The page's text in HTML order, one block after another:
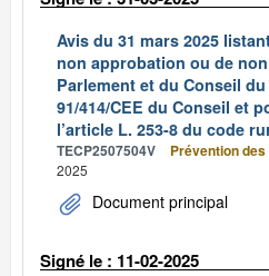
Avis du 31 mars 2025
non approbation ou de
Parlement et du Conseil
91/414/CEE du Conseil et
l’article L. 253-8 du code
TECP2507504V Prévention
2025
Document principal
Signé le : 11-02-2025